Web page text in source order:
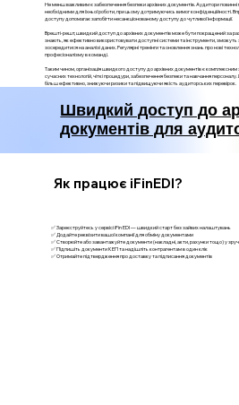
Не менш важливим є забезпечення безпеки архівних документів. Аудитори повинні
необхідними для їхньої роботи, при цьому дотримуючись вимог конфіденційності.
доступу допомагає запобігти несанкціонованому доступу до чутливої інформації.
Врешті-решт, швидкий доступ до архівних документів може бути покращений за
знають, як ефективно використовувати доступні системи та інструменти, зможуть
зосередитися на аналізі даних. Регулярні тренінги та оновлення знань про нові
професіоналізму в команді.
Таким чином, організація швидкого доступу до архівних документів є
сучасних технологій, чіткі процедури, забезпечення безпеки та навчання
більш ефективно, знижуючи ризики та підвищуючи якість аудиторських перевірок.
Швидкий доступ до
документів для
✅ Зареєструйтесь у сервісі iFin EDI — швидкий старт без зайвих налаштувань
✅ Додайте реквізити вашої компанії для обміну документами
✅ Створюйте або завантажуйте документи (накладні, акти, рахунки тощо) у
✅ Підпишіть документи КЕП та надішліть контрагентам в один клік
✅ Отримайте підтвердження про доставку та підписання документів
Як працює iFinEDI?